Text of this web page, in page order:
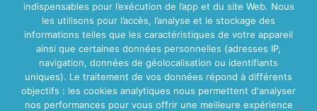
En savoir plus...
Nos Centres
Centre VitaPsy Bruxelles
indispensables pour l’exécution de l’app et du site Web. Nous
les utilisons pour l’accès, l’analyse et le stockage des
informations telles que les caractéristiques de votre appareil
ainsi que certaines données personnelles (adresses IP,
navigation, données de géolocalisation ou identifiants
uniques). Le traitement de vos données répond à différents
objectifs : les cookies analytiques nous permettent d'analyser
nos performances pour vous offrir une meilleure expérience